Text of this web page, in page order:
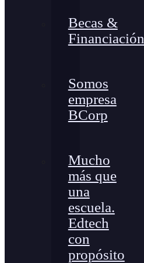
Becas &
Financiación
Somos
empresa
BCorp
Mucho
más que
una
escuela.
Edtech
con
propósito